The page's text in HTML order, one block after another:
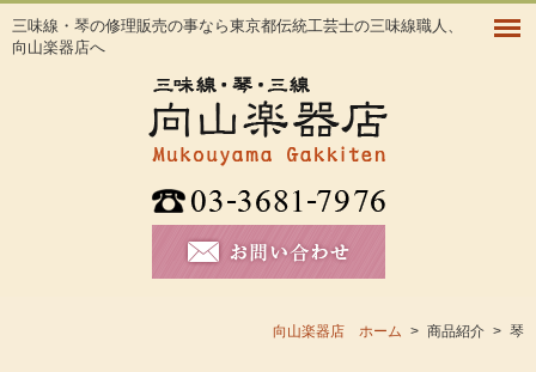
三味線・琴の修理販売の事なら東京都伝統工芸士の三味線職人、
向山楽器店へ
向山楽器店 ホーム > 商品紹介 > 琴